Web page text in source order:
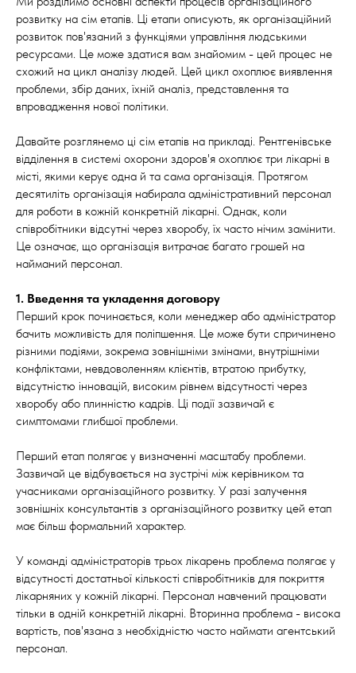
розвитку на сім етапів. Ці етапи описують, як організаційний
розвиток пов'язаний з функціями управління людськими
ресурсами. Це може здатися вам знайомим - цей процес не
схожий на цикл аналізу людей. Цей цикл охоплює виявлення
проблеми, збір даних, їхній аналіз, представлення та
впровадження нової політики.
Давайте розглянемо ці сім етапів на прикладі. Рентгенівське
відділення в системі охорони здоров'я охоплює три лікарні в
місті, якими керує одна й та сама організація. Протягом
десятиліть організація набирала адміністративний персонал
для роботи в кожній конкретній лікарні. Однак, коли
співробітники відсутні через хворобу, їх часто нічим замінити.
Це означає, що організація витрачає багато грошей на
найманий персонал.
1. Введення та укладення договору
Перший крок починається, коли менеджер або адміністратор
бачить можливість для поліпшення. Це може бути спричинено
різними подіями, зокрема зовнішніми змінами, внутрішніми
конфліктами, невдоволенням клієнтів, втратою прибутку,
відсутністю інновацій, високим рівнем відсутності через
хворобу або плинністю кадрів. Ці події зазвичай є
симптомами глибшої проблеми.
Перший етап полягає у визначенні масштабу проблеми.
Зазвичай це відбувається на зустрічі між керівником та
учасниками організаційного розвитку. У разі залучення
зовнішніх консультантів з організаційного розвитку цей етап
має більш формальний характер.
У команді адміністраторів трьох лікарень проблема полягає у
відсутності достатньої кількості співробітників для покриття
лікарняних у кожній лікарні. Персонал навчений працювати
тільки в одній конкретній лікарні. Вторинна проблема - висока
вартість, пов'язана з необхідністю часто наймати агентський
персонал.